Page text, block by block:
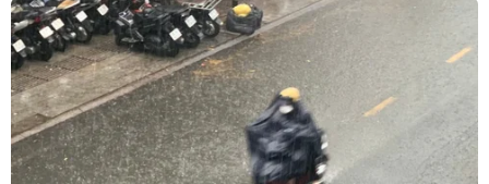
công nhân của URENCO 10 đã phải tổ chức hàn,
gia cố các vị trí để đảm bảo an toàn trước khi
tiến hành làm việc. Đây cũng là một trong
những lý do khiến cho tiến độ thu gom chậm
hơn so với dự kiến.